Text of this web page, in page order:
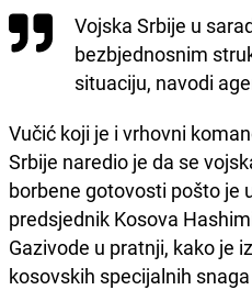
Vojska Srbije u
bezbjednosnim
situaciju, navodi
Vučić koji je i vrhovni
Srbije naredio je da se
borbene gotovosti pošto je
predsjednik Kosova
Gazivode u pratnji, kako je
kosovskih specijalnih snaga